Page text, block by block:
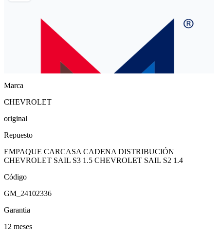
Marca
CHEVROLET
original
Repuesto
EMPAQUE CARCASA CADENA DISTRIBUCIÓN
CHEVROLET SAIL S3 1.5 CHEVROLET SAIL S2 1.4
Código
GM_24102336
Garantia
12 meses